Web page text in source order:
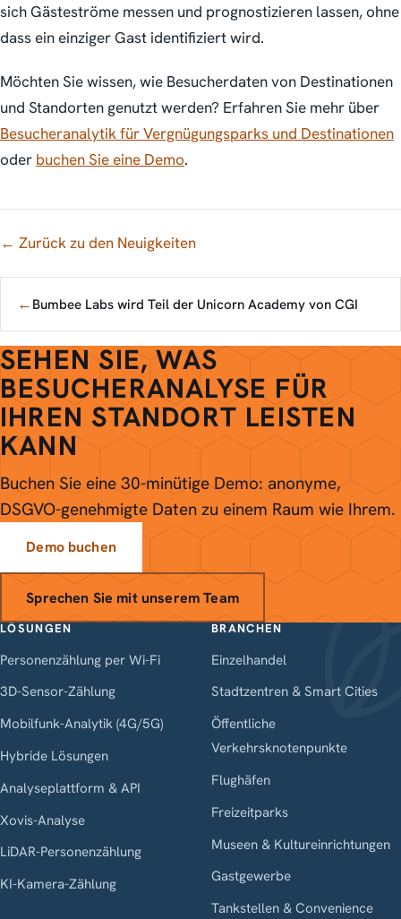
sich Gästeströme messen und prognostizieren lassen, ohne
dass ein einziger Gast identifiziert wird.
Möchten Sie wissen, wie Besucherdaten von Destinationen
und Standorten genutzt werden? Erfahren Sie mehr über
Besucheranalytik für Vergnügungsparks und Destinationen
oder buchen Sie eine Demo.
← Zurück zu den Neuigkeiten
← Bumbee Labs wird Teil der Unicorn Academy von CGI
SEHEN SIE, WAS
BESUCHERANALYSE FÜR
IHREN STANDORT LEISTEN
KANN
Buchen Sie eine 30-minütige Demo: anonyme,
DSGVO-genehmigte Daten zu einem Raum wie Ihrem.
Demo buchen
Sprechen Sie mit unserem Team
LÖSUNGEN
Personenzählung per Wi-Fi
3D-Sensor-Zählung
Mobilfunk-Analytik (4G/5G)
Hybride Lösungen
Analyseplattform & API
Xovis-Analyse
LiDAR-Personenzählung
KI-Kamera-Zählung
BRANCHEN
Einzelhandel
Stadtzentren & Smart Cities
Öffentliche
Verkehrsknotenpunkte
Flughäfen
Freizeitparks
Museen & Kultureinrichtungen
Gastgewerbe
Tankstellen & Convenience